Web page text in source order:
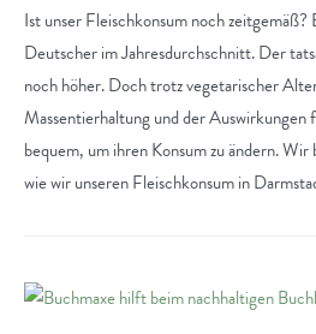
Ist unser Fleischkonsum noch
Deutscher im Jahresdurchschnitt. Der
noch höher. Doch trotz vegetarischer
Massentierhaltung und der Auswirkungen
bequem, um ihren Konsum zu ändern. Wir
wie wir unseren Fleischkonsum in